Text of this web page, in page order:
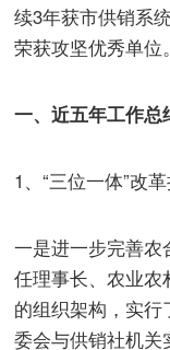
续3年获市供销系
荣获攻坚优秀单位。
一、近五年工作总
1、“三位一体”改革
一是进一步完善农
任理事长、农业
的组织架构，实行
委会与供销社机